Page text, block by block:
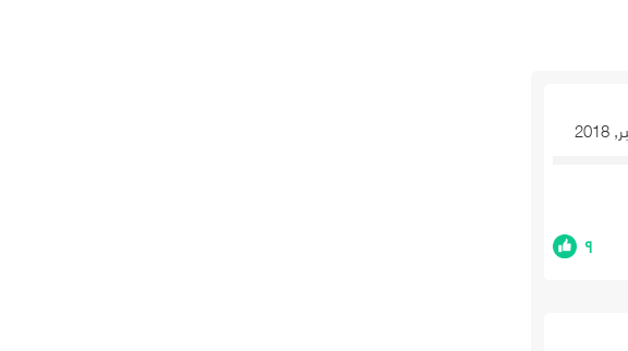
٩